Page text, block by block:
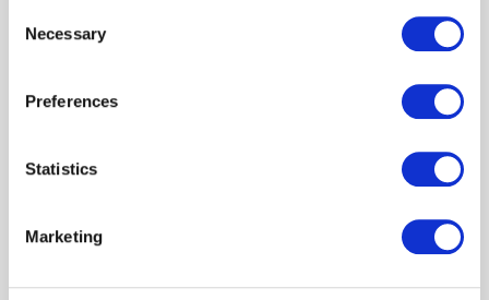
Selection
Necessary
Preferences
Statistics
Marketing
Los programas de EmPOWER Maryland se financian